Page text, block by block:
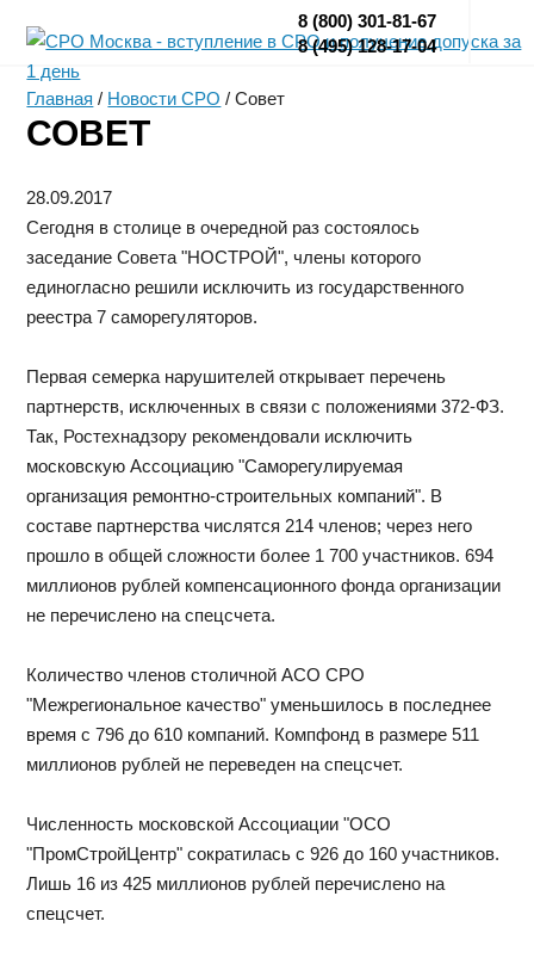
8 (800) 301-81-67
8 (495) 128-17-04
Главная / Новости СРО /Совет
СОВЕТ
28.09.2017
Сегодня в столице в очередной раз состоялось
заседание Совета "НОСТРОЙ", члены которого
единогласно решили исключить из государственного
реестра 7 саморегуляторов.
Первая семерка нарушителей открывает перечень
партнерств, исключенных в связи с положениями 372-ФЗ.
Так, Ростехнадзору рекомендовали исключить
московскую Ассоциацию "Саморегулируемая
организация ремонтно-строительных компаний". В
составе партнерства числятся 214 членов; через него
прошло в общей сложности более 1 700 участников. 694
миллионов рублей компенсационного фонда организации
не перечислено на спецсчета.
Количество членов столичной АСО СРО
"Межрегиональное качество" уменьшилось в последнее
время с 796 до 610 компаний. Компфонд в размере 511
миллионов рублей не переведен на спецсчет.
Численность московской Ассоциации "ОСО
"ПромСтройЦентр" сократилась с 926 до 160 участников.
Лишь 16 из 425 миллионов рублей перечислено на
спецсчет.